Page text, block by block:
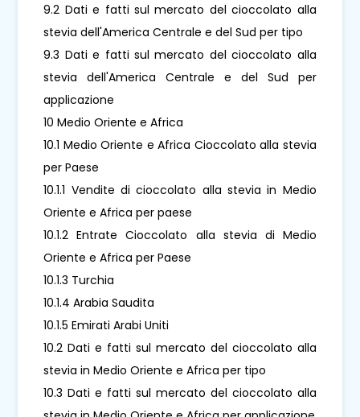
9.2 Dati e fatti sul mercato del cioccolato alla
stevia dell'America Centrale e del Sud per tipo
9.3 Dati e fatti sul mercato del cioccolato alla
stevia dell'America Centrale e del Sud per
applicazione
10 Medio Oriente e Africa
10.1 Medio Oriente e Africa Cioccolato alla stevia
per Paese
10.1.1 Vendite di cioccolato alla stevia in Medio
Oriente e Africa per paese
10.1.2 Entrate Cioccolato alla stevia di Medio
Oriente e Africa per Paese
10.1.3 Turchia
10.1.4 Arabia Saudita
10.1.5 Emirati Arabi Uniti
10.2 Dati e fatti sul mercato del cioccolato alla
stevia in Medio Oriente e Africa per tipo
10.3 Dati e fatti sul mercato del cioccolato alla